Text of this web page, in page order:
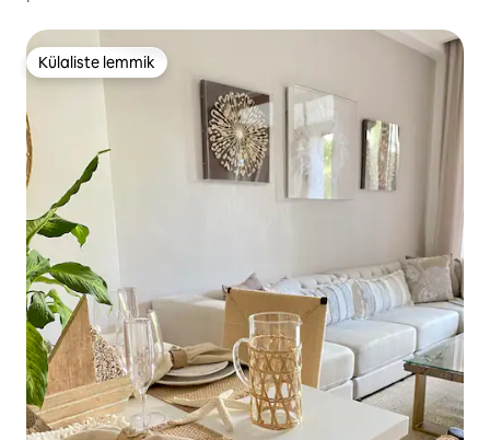
Külaliste lemmik
Külaliste lemmik